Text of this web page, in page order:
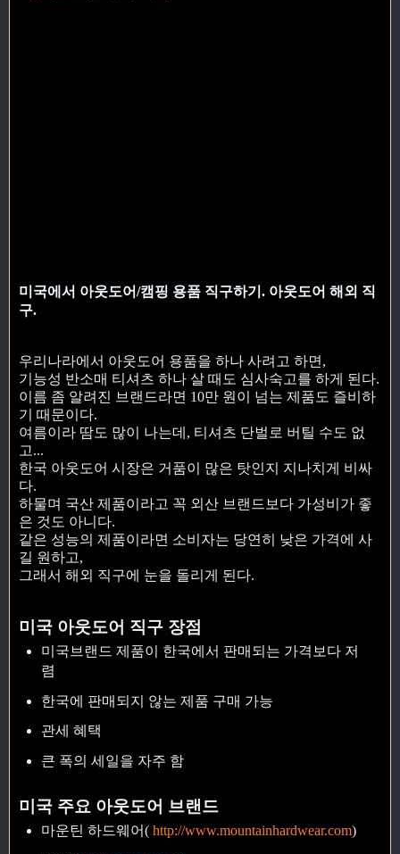
미국에서 아웃도어/캠핑 용품 직구하기. 아웃도어 해외 직
구.
우리나라에서 아웃도어 용품을 하나 사려고 하면,
기능성 반소매 티셔츠 하나 살 때도 심사숙고를 하게 된다.
이름 좀 알려진 브랜드라면 10만 원이 넘는 제품도 즐비하
기 때문이다.
여름이라 땀도 많이 나는데, 티셔츠 단벌로 버틸 수도 없
고...
한국 아웃도어 시장은 거품이 많은 탓인지 지나치게 비싸
다.
하물며 국산 제품이라고 꼭 외산 브랜드보다 가성비가 좋
은 것도 아니다.
같은 성능의 제품이라면 소비자는 당연히 낮은 가격에 사
길 원하고,
그래서 해외 직구에 눈을 돌리게 된다.
미국 아웃도어 직구 장점
미국브랜드 제품이 한국에서 판매되는 가격보다 저
렴
한국에 판매되지 않는 제품 구매 가능
관세 혜택
큰 폭의 세일을 자주 함
미국 주요 아웃도어 브랜드
마운틴 하드웨어( http://www.mountainhardwear.com)